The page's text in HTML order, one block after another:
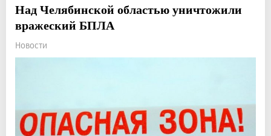
Над Челябинской областью уничтожили
вражеский БПЛА
Новости